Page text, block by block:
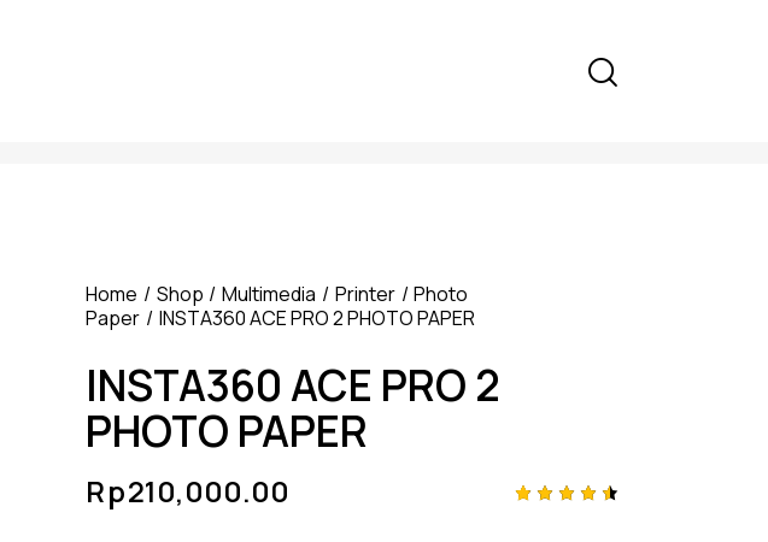
Home Shop Multimedia Printer
Photo
Paper
INSTA360 ACE PRO 2 PHOTO PAPER
INSTA360 ACE PRO 2
PHOTO PAPER
Rp210,000.00